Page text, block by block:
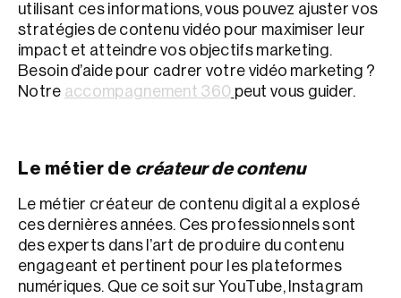
utilisant ces informations, vous pouvez ajuster vos
stratégies de contenu vidéo pour maximiser leur
impact et atteindre vos objectifs marketing.
Besoin d’aide pour cadrer votre vidéo marketing ?
Notre accompagnement 360 peut vous guider.
Le métier de créateur de contenu
Le métier créateur de contenu digital a explosé
ces dernières années. Ces professionnels sont
des experts dans l’art de produire du contenu
engageant et pertinent pour les plateformes
numériques. Que ce soit sur YouTube, Instagram